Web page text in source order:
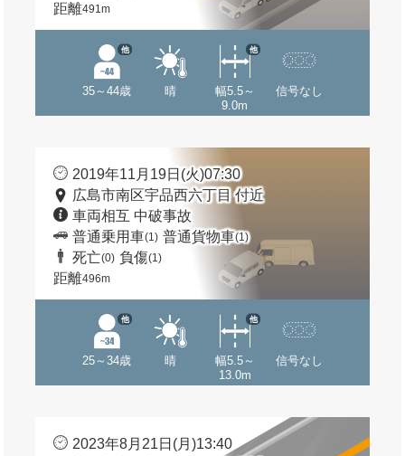
距離491m
35～44歳
他
晴
幅5.5～
9.0m
他
信号なし
2019年11月19日(火)07:30
広島市南区宇品西六丁目 付近
車両相互 中破事故
普通乗用車(1) 普通貨物車(1)
死亡(0) 負傷(1)
距離496m
25～34歳
他
晴
幅5.5～
13.0m
他
信号なし
2023年8月21日(月)13:40